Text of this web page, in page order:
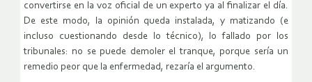
convertirse en la voz oficial de un experto ya al finalizar el día.
De este modo, la opinión queda instalada, y matizando (e
incluso cuestionando desde lo técnico), lo fallado por los
tribunales: no se puede demoler el tranque, porque sería un
remedio peor que la enfermedad, rezaría el argumento.